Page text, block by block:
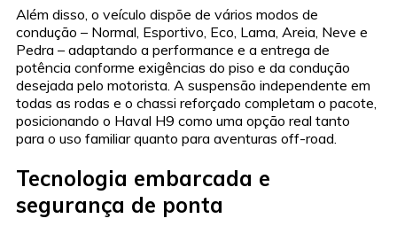
Além disso, o veículo dispõe de vários modos de
condução – Normal, Esportivo, Eco, Lama, Areia, Neve e
Pedra – adaptando a performance e a entrega de
potência conforme exigências do piso e da condução
desejada pelo motorista. A suspensão independente em
todas as rodas e o chassi reforçado completam o pacote,
posicionando o Haval H9 como uma opção real tanto
para o uso familiar quanto para aventuras off-road.
Tecnologia embarcada e
segurança de ponta